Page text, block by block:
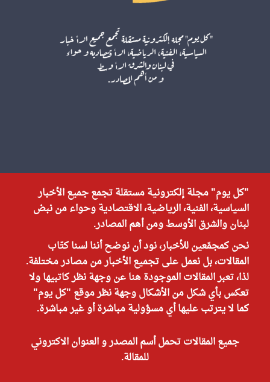
"كل يوم" مجلة إلكترونية مستقلة تجمع جميع الأخبار
السياسية، الفنية، الرياضية، الاقتصادية وحواء من نبض
لبنان والشرق الأوسط ومن أهم المصادر.
نحن كمجمّعين للأخبار، نود أن نوضح أننا لسنا كتّاب
المقالات، بل نعمل على تجميع الأخبار من مصادر مختلفة.
لذا، تعبر المقالات الموجودة هنا عن وجهة نظر كاتبيها ولا
تعكس بأي شكل من الأشكال وجهة نظر موقع "كل يوم"
كما لا يترتب عليها أي مسؤولية مباشرة أو غير مباشرة.
جميع المقالات تحمل أسم المصدر و العنوان الاكتروني
للمقالة.